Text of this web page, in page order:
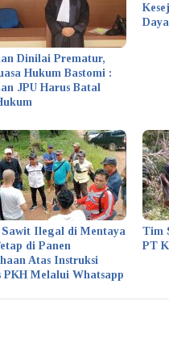
Dinilai Prematur,
Hukum Bastomi :
JPU Harus Batal
Sawit Ilegal di Mentaya
di Panen
Atas Instruksi
PKH Melalui Whatsapp
Tim
PT